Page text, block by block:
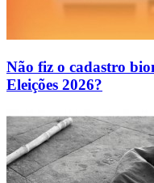
Não fiz o cadastro
Eleições 2026?